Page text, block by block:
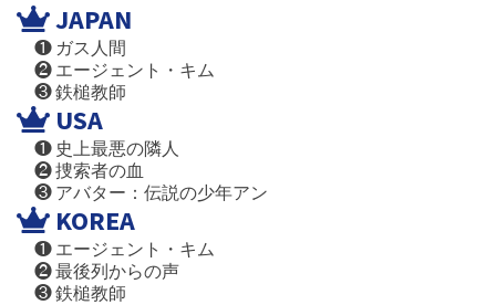
JAPAN
❶ ガス人間
❷ エージェント・キム
❸ 鉄槌教師
USA
❶ 史上最悪の隣人
❷ 捜索者の血
❸ アバター：伝説の少年アン
KOREA
❶ エージェント・キム
❷ 最後列からの声
❸ 鉄槌教師